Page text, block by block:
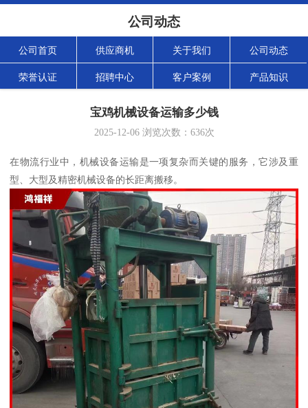
公司动态
公司首页 供应商机 关于我们 公司动态
荣誉认证 招聘中心 客户案例 产品知识
宝鸡机械设备运输多少钱
2025-12-06浏览次数： 636次
在物流行业中，机械设备运输是一项复杂而关键的服务，它涉及重
型、大型及精密机械设备的长距离搬移。